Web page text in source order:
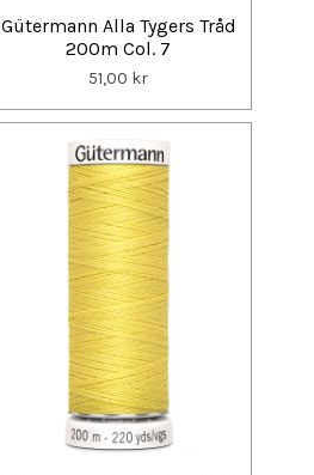
Gütermann Alla Tygers Tråd
200m Col. 7
51,00 kr